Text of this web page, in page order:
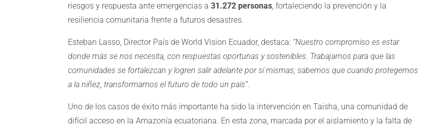
riesgos y respuesta ante emergencias a31.272 personas, fortaleciendo la prevención y la
resiliencia comunitaria frente a futuros desastres.
Esteban Lasso, Director País de World Vision Ecuador, destaca: “Nuestro compromiso es estar
donde más se nos necesita, con respuestas oportunas y sostenibles. Trabajamos para que las
comunidades se fortalezcan y logren salir adelante por sí mismas; sabemos que cuando protegemos
a la niñez, transformamos el futuro de todo un país”.
Uno de los casos de éxito más importante ha sido la intervención en Taisha, una comunidad de
difícil acceso en la Amazonía ecuatoriana. En esta zona, marcada por el aislamiento y la falta de